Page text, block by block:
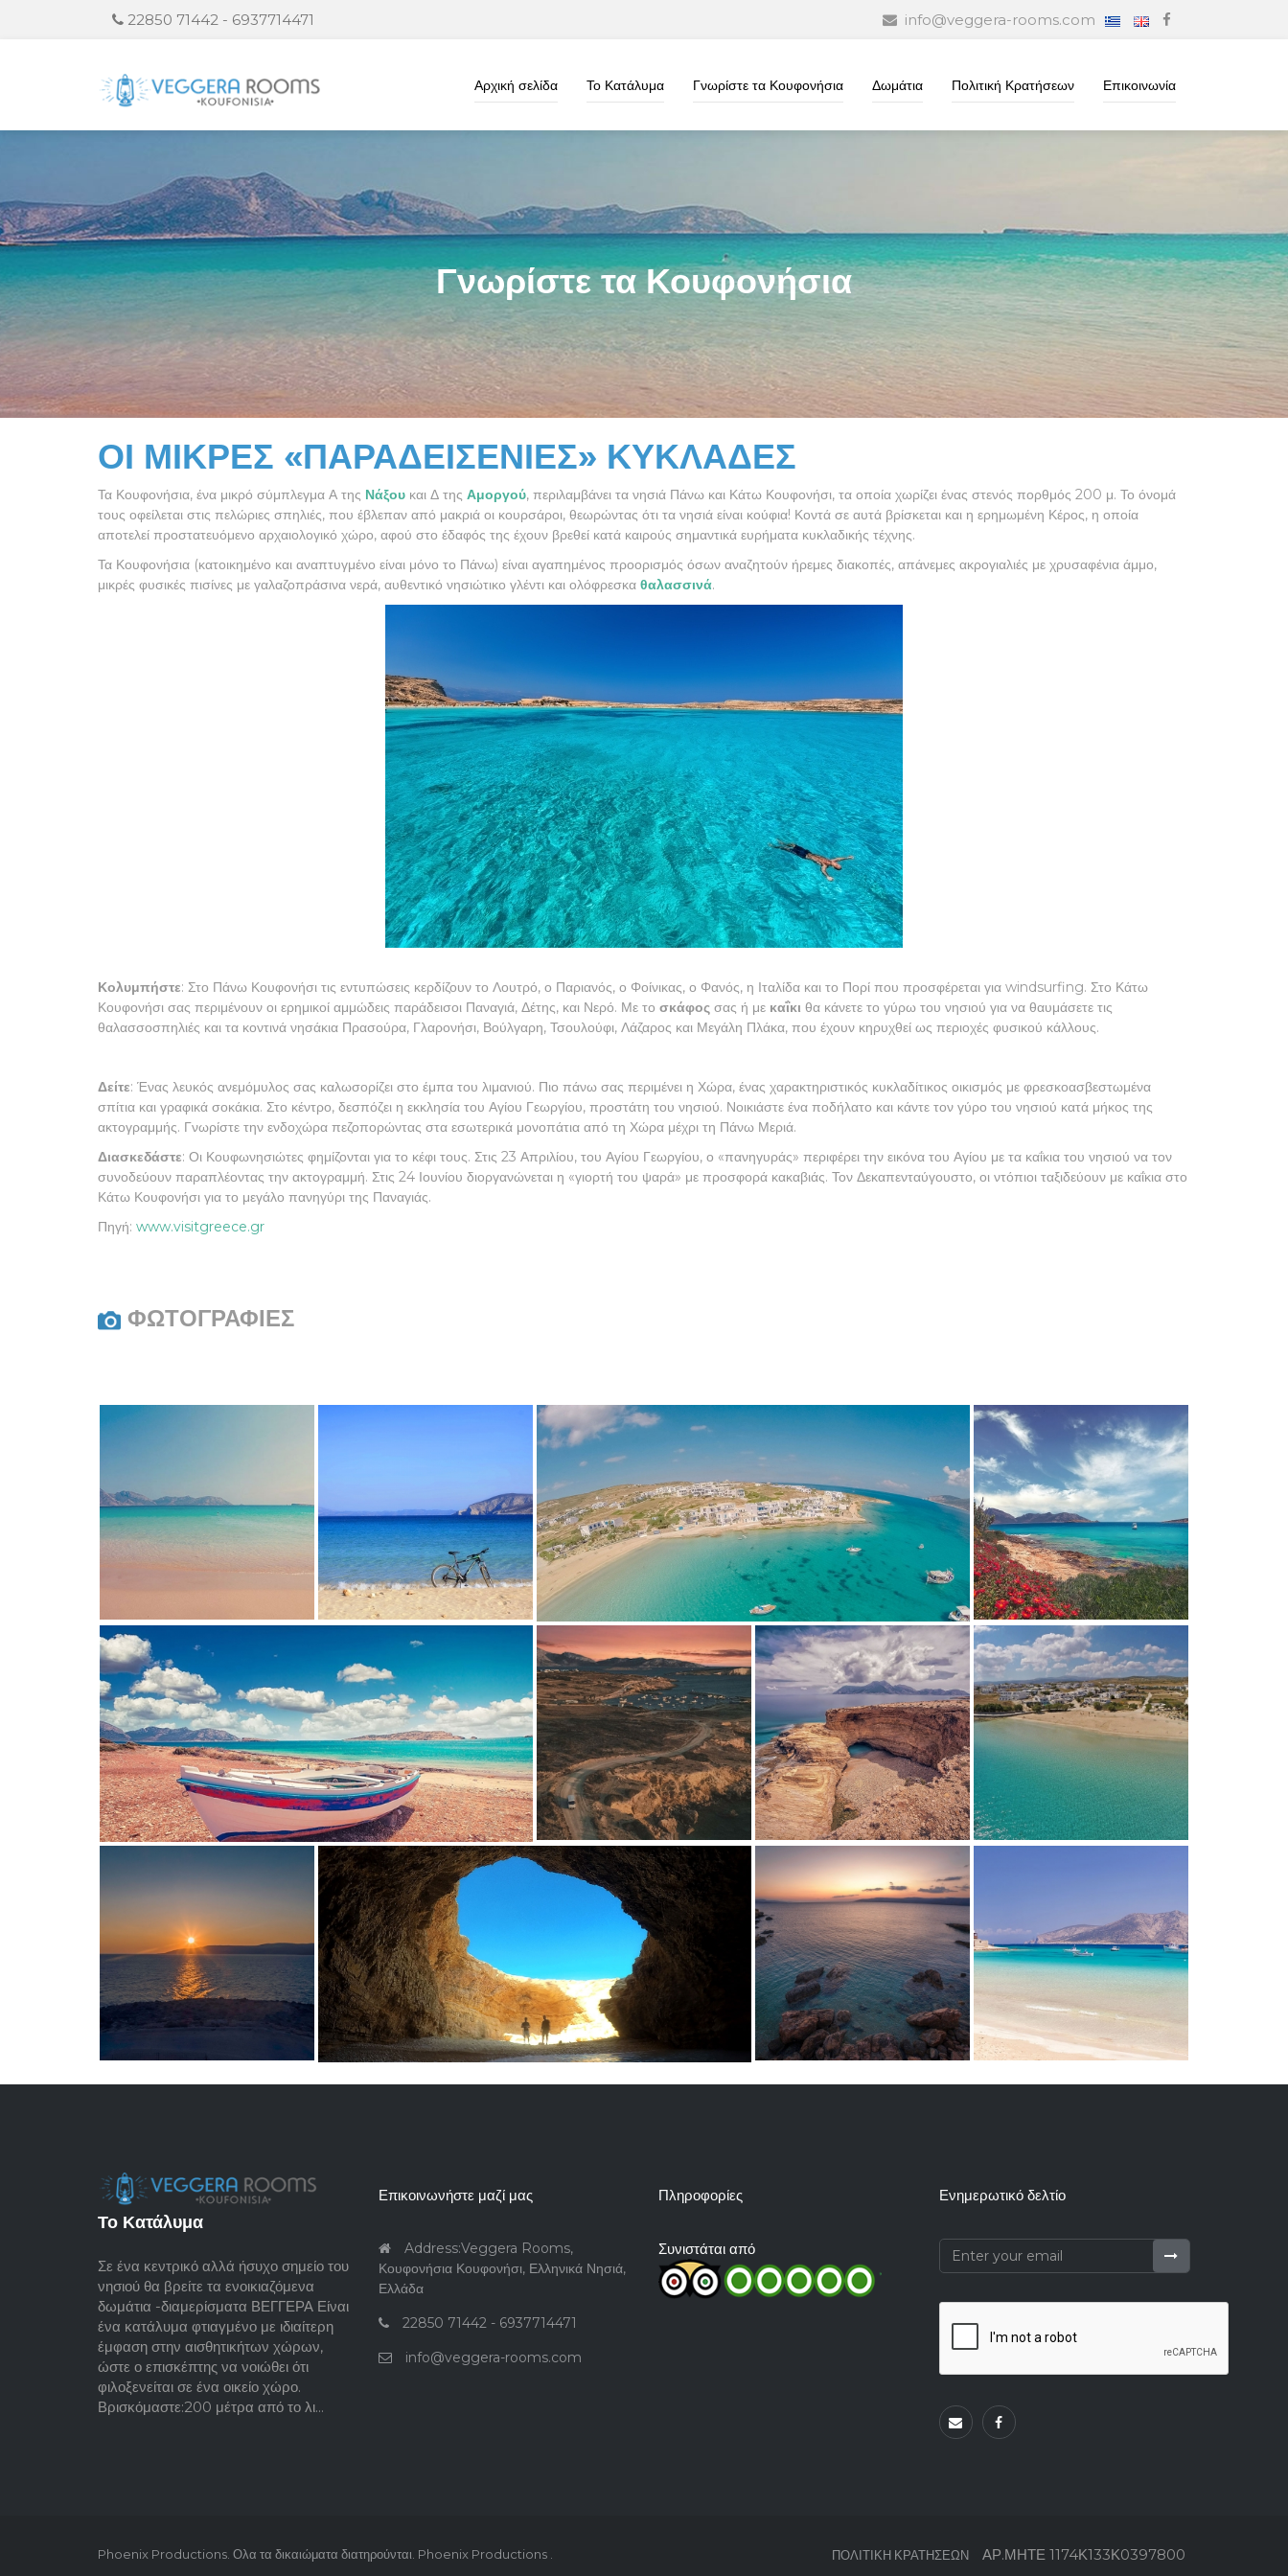
22850 71442 - 6937714471 info@veggera-rooms.com
Αρχική σελίδα Το Κατάλυμα Γνωρίστε τα Κουφονήσια Δωμάτια Πολιτική Κρατήσεων Επικοινωνία
Γνωρίστε τα Κουφονήσια
ΟΙ ΜΙΚΡΕΣ «ΠΑΡΑΔΕΙΣΕΝΙΕΣ» ΚΥΚΛΑΔΕΣ
Τα Κουφονήσια, ένα μικρό σύμπλεγμα Α της Νάξου και Δ της Αμοργού, περιλαμβάνει τα νησιά Πάνω και Κάτω Κουφονήσι, τα οποία χωρίζει ένας στενός πορθμός 200 μ. Το όνομά
τους οφείλεται στις πελώριες σπηλιές, που έβλεπαν από μακριά οι κουρσάροι, θεωρώντας ότι τα νησιά είναι κούφια! Κοντά σε αυτά βρίσκεται και η ερημωμένη Κέρος, η οποία
αποτελεί προστατευόμενο αρχαιολογικό χώρο, αφού στο έδαφός της έχουν βρεθεί κατά καιρούς σημαντικά ευρήματα κυκλαδικής τέχνης.
Τα Κουφονήσια (κατοικημένο και αναπτυγμένο είναι μόνο το Πάνω) είναι αγαπημένος προορισμός όσων αναζητούν ήρεμες διακοπές, απάνεμες ακρογιαλιές με χρυσαφένια άμμο,
μικρές φυσικές πισίνες με γαλαζοπράσινα νερά, αυθεντικό νησιώτικο γλέντι και ολόφρεσκα θαλασσινά.
Κολυμπήστε: Στο Πάνω Κουφονήσι τις εντυπώσεις κερδίζουν το Λουτρό, ο Παριανός, ο Φοίνικας, ο Φανός, η Ιταλίδα και το Πορί που προσφέρεται για windsurfing. Στο Κάτω
Κουφονήσι σας περιμένουν οι ερημικοί αμμώδεις παράδεισοι Παναγιά, Δέτης, και Νερό. Με το σκάφος σας ή με καΐκι θα κάνετε το γύρω του νησιού για να θαυμάσετε τις
θαλασσοσπηλιές και τα κοντινά νησάκια Πρασούρα, Γλαρονήσι, Βούλγαρη, Τσουλούφι, Λάζαρος και Μεγάλη Πλάκα, που έχουν κηρυχθεί ως περιοχές φυσικού κάλλους.
Δείτε: Ένας λευκός ανεμόμυλος σας καλωσορίζει στο έμπα του λιμανιού. Πιο πάνω σας περιμένει η Χώρα, ένας χαρακτηριστικός κυκλαδίτικος οικισμός με φρεσκοασβεστωμένα
σπίτια και γραφικά σοκάκια. Στο κέντρο, δεσπόζει η εκκλησία του Αγίου Γεωργίου, προστάτη του νησιού. Νοικιάστε ένα ποδήλατο και κάντε τον γύρο του νησιού κατά μήκος της
ακτογραμμής. Γνωρίστε την ενδοχώρα πεζοπορώντας στα εσωτερικά μονοπάτια από τη Χώρα μέχρι τη Πάνω Μεριά.
Διασκεδάστε: Οι Κουφωνησιώτες φημίζονται για το κέφι τους. Στις 23 Απριλίου, του Αγίου Γεωργίου, ο «πανηγυράς» περιφέρει την εικόνα του Αγίου με τα καΐκια του νησιού να τον
συνοδεύουν παραπλέοντας την ακτογραμμή. Στις 24 Ιουνίου διοργανώνεται η «γιορτή του ψαρά» με προσφορά κακαβιάς. Τον Δεκαπενταύγουστο, οι ντόπιοι ταξιδεύουν με καΐκια στο
Κάτω Κουφονήσι για το μεγάλο πανηγύρι της Παναγιάς.
Πηγή: www.visitgreece.gr
ΦΩΤΟΓΡΑΦΙΕΣ
Το Κατάλυμα
Σε ένα κεντρικό αλλά ήσυχο σημείο του
νησιού θα βρείτε τα ενοικιαζόμενα
δωμάτια -διαμερίσματα ΒΕΓΓΕΡΑ Είναι
ένα κατάλυμα φτιαγμένο με ιδιαίτερη
έμφαση στην αισθητικήτων χώρων,
ώστε ο επισκέπτης να νοιώθει ότι
φιλοξενείται σε ένα οικείο χώρο.
Βρισκόμαστε:200 μέτρα από το λι...
Επικοινωνήστε μαζί μας
Address:Veggera Rooms,
Κουφονήσια Κουφονήσι, Ελληνικά Νησιά,
Ελλάδα
22850 71442 - 6937714471
info@veggera-rooms.com
Πληροφορίες
Συνιστάται από
Ενημερωτικό δελτίο
ΠΟΛΙΤΙΚΗ ΚΡΑΤΗΣΕΩΝ ΑΡ.ΜΗΤΕ 1174Κ133Κ0397800
Phoenix Productions. Ολα τα δικαιώματα διατηρούνται. Phoenix Productions